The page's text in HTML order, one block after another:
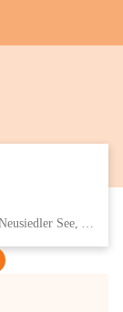
Eisenstädter Straße 18, 7091 Breitenbrunn am Neusiedler See, AUT